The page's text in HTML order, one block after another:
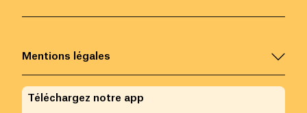
Mentions légales
Téléchargez notre app